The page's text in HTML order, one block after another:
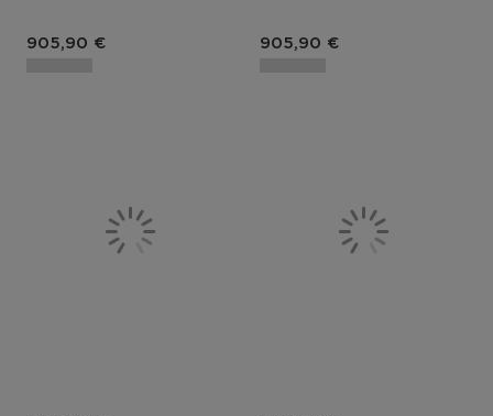
Prix du produit
905,90 € Prix du produit
905,90 €